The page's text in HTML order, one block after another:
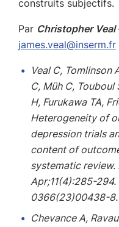
construits subjectifs.
Par Christopher Veal
james.veal@inserm.fr
Veal C, Tomlinson
C, Müh C, Touboul
H, Furukawa TA,
Heterogeneity of
depression trials
content of
systematic
Apr;11(4):285-294.
0366(23)00438-8.
Chevance A,